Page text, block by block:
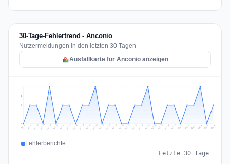
30-Tage-Fehlertrend - Anconio
Nutzermeldungen in den letzten 30 Tagen
Ausfallkarte für Anconio anzeigen
1
1
2
2
Jul 8 Jul 9 Jul 10 Jul 11 Jul 12 Jul 13 Jul 14 Jul 15 Jul 16 Jul 17 Jul 18 Jul 19 Jul 20 Jul 21 Jul 22 Jul 23 Jul 24 Jul 25 Jul 26 Jul 27 Jul 28 Jul 29 Jul 30 Jul 31 Aug 1 Aug 2 Aug 3 Aug 4 Aug 5 Aug 6
Fehlerberichte
Letzte 30 Tage